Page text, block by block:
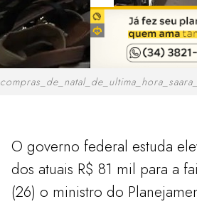
O governo federal estuda
dos atuais R$ 81 mil para a
(26) o ministro do